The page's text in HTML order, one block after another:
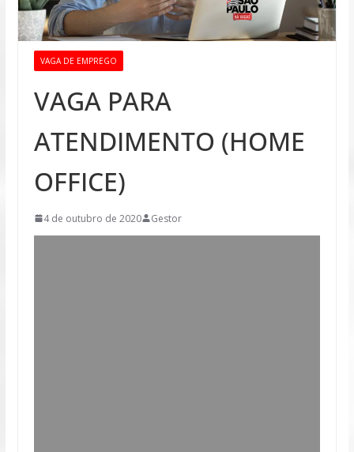
VAGA DE EMPREGO
VAGA PARA
ATENDIMENTO (HOME
OFFICE)
4 de outubro de 2020 Gestor